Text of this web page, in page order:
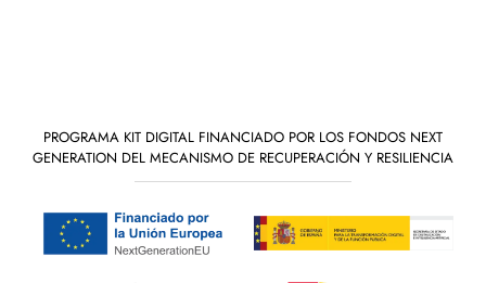
PROGRAMA KIT DIGITAL FINANCIADO POR LOS FONDOS NEXT
GENERATION DEL MECANISMO DE RECUPERACIÓN Y RESILIENCIA